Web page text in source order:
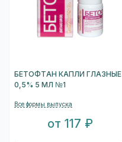
БЕТОФТАН КАПЛИ ГЛАЗНЫЕ
0,5% 5 МЛ №1
Все формы выпуска
от 117 ₽